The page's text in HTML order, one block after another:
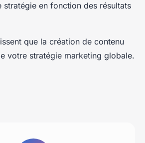
stratégie en fonction des résultats
que la création de contenu
votre stratégie marketing globale.